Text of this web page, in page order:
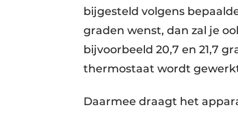
bijgesteld volgens
graden wenst, dan zal je
bijvoorbeeld 20,7 en 21,7
thermostaat wordt
Daarmee draagt het